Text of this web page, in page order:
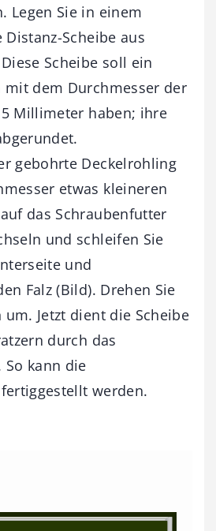
Legen Sie in einem
Scheibe aus
Scheibe soll ein
mit dem Durchmesser der
Millimeter haben; ihre
gebohrte Deckelrohling
etwas kleineren
das Schraubenfutter
und schleifen Sie
und
Falz (Bild). Drehen Sie
um. Jetzt dient die Scheibe
durch das
kann die
werden.